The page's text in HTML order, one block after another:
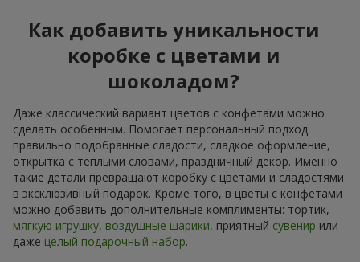
Как добавить уникальности
коробке с цветами и
шоколадом?
Даже классический вариант цветов с конфетами можно
сделать особенным. Помогает персональный подход:
правильно подобранные сладости, сладкое оформление,
открытка с тёплыми словами, праздничный декор. Именно
такие детали превращают коробку с цветами и сладостями
в эксклюзивный подарок. Кроме того, в цветы с конфетами
можно добавить дополнительные комплименты: тортик,
мягкую игрушку, воздушные шарики, приятный сувенир или
даже целый подарочный набор.